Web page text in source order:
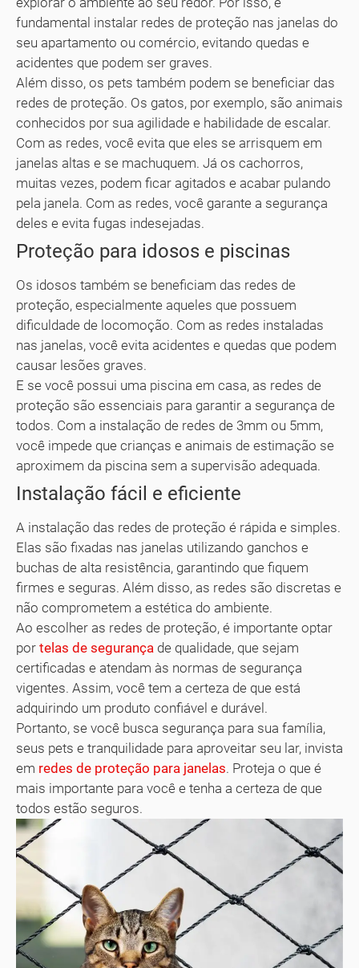
fundamental instalar redes de proteção nas janelas do
seu apartamento ou comércio, evitando quedas e
acidentes que podem ser graves.
Além disso, os pets também podem se beneficiar das
redes de proteção. Os gatos, por exemplo, são animais
conhecidos por sua agilidade e habilidade de escalar.
Com as redes, você evita que eles se arrisquem em
janelas altas e se machuquem. Já os cachorros,
muitas vezes, podem ficar agitados e acabar pulando
pela janela. Com as redes, você garante a segurança
deles e evita fugas indesejadas.
Proteção para idosos e piscinas
Os idosos também se beneficiam das redes de
proteção, especialmente aqueles que possuem
dificuldade de locomoção. Com as redes instaladas
nas janelas, você evita acidentes e quedas que podem
causar lesões graves.
E se você possui uma piscina em casa, as redes de
proteção são essenciais para garantir a segurança de
todos. Com a instalação de redes de 3mm ou 5mm,
você impede que crianças e animais de estimação se
aproximem da piscina sem a supervisão adequada.
Instalação fácil e eficiente
A instalação das redes de proteção é rápida e simples.
Elas são fixadas nas janelas utilizando ganchos e
buchas de alta resistência, garantindo que fiquem
firmes e seguras. Além disso, as redes são discretas e
não comprometem a estética do ambiente.
Ao escolher as redes de proteção, é importante optar
por telas de segurança de qualidade, que sejam
certificadas e atendam às normas de segurança
vigentes. Assim, você tem a certeza de que está
adquirindo um produto confiável e durável.
Portanto, se você busca segurança para sua família,
seus pets e tranquilidade para aproveitar seu lar, invista
em redes de proteção para janelas. Proteja o que é
mais importante para você e tenha a certeza de que
todos estão seguros.